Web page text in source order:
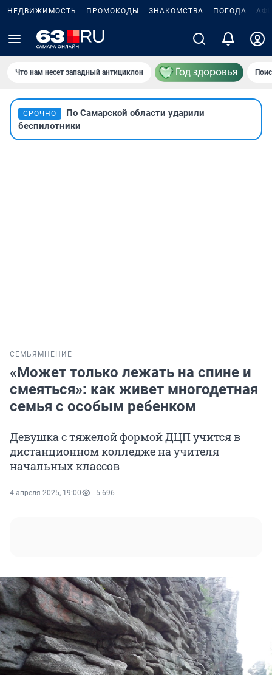
НЕДВИЖИМОСТЬ ПРОМОКОДЫ ЗНАКОМСТВА ПОГОДА
Что нам несет западный антициклон
СРОЧНО
По Самарской области ударили
беспилотники
СЕМЬЯ МНЕНИЕ
«Может только лежать на спине и
смеяться»: как живет многодетная
семья с особым ребенком
Девушка с тяжелой формой ДЦП учится в
дистанционном колледже на учителя
начальных классов
4 апреля 2025, 19:00 5 696